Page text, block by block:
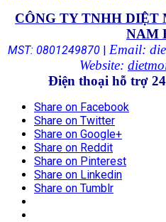
CÔNG TY TNHH
NAM
MST: 0801249870| Email:
Website:
Điện thoại hỗ trợ
Share on Facebook
Share on Twitter
Share on Google+
Share on Reddit
Share on Pinterest
Share on Linkedin
Share on Tumblr